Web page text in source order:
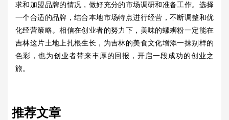
求和加盟品牌的情况，做好充分的市场调研和准备工作。选择
一个合适的品牌，结合本地市场特点进行经营，不断调整和优
化经营策略。相信在创业者的努力下，美味的螺蛳粉一定能在
吉林这片土地上扎根生长，为吉林的美食文化增添一抹别样的
色彩，也为创业者带来丰厚的回报，开启一段成功的创业之
旅。
推荐文章